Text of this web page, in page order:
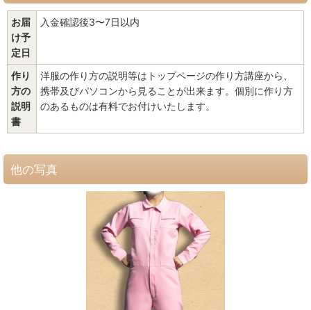
お届
け予
定日
入金確認後3〜7日以内
作り
方の
説明
書
洋服の作り方の説明等はトップページの作り方講座から、
携帯及びパソコンから見ることが出来ます。個別に作り方
のあるものは有料でお付けいたします。
他の写真